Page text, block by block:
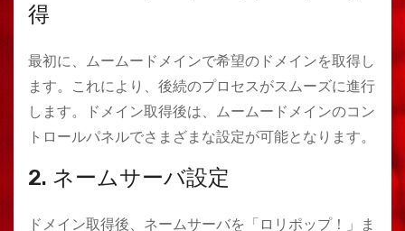
得
最初に、ムームードメインで希望のドメインを取得し
ます。これにより、後続のプロセスがスムーズに進行
します。ドメイン取得後は、ムームードメインのコン
トロールパネルでさまざまな設定が可能となります。
2. ネームサーバ設定
ドメイン取得後、ネームサーバを「ロリポップ！」ま